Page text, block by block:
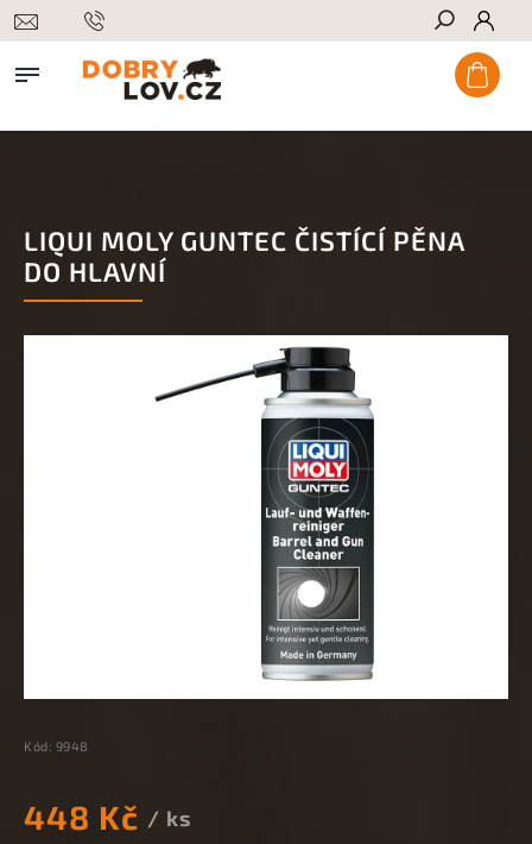
Hledat
LIQUI MOLY GUNTEC ČISTÍCÍ PĚNA
DO HLAVNÍ
Kód: 9948
448 Kč / ks